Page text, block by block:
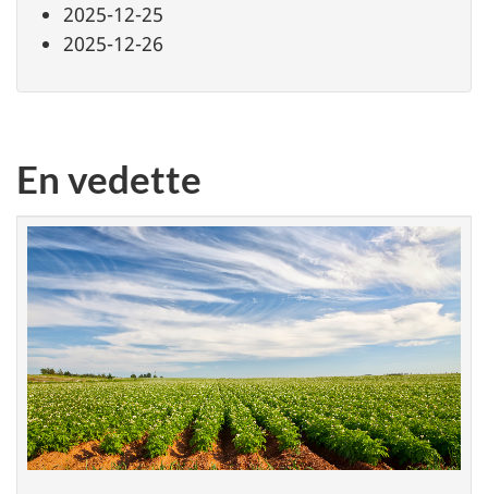
2025-12-25
2025-12-26
En vedette